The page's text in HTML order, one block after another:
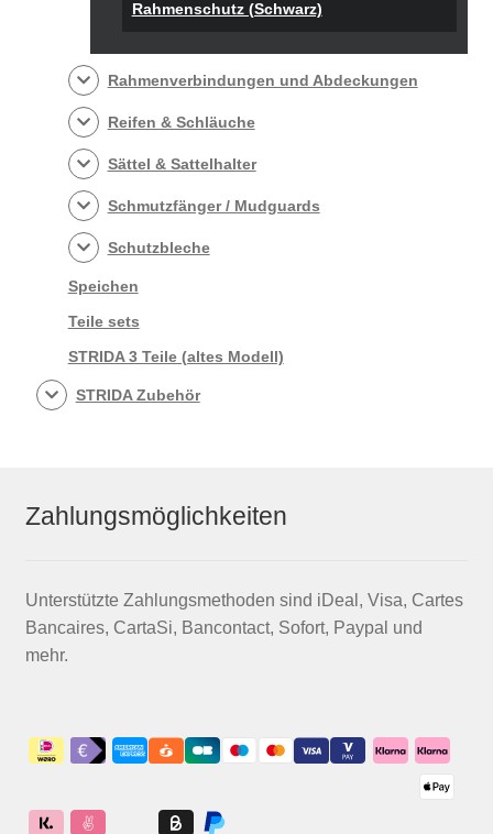
Rahmenschutz (Schwarz)
Rahmenverbindungen und Abdeckungen
Reifen & Schläuche
Sättel & Sattelhalter
Schmutzfänger / Mudguards
Schutzbleche
Speichen
Teile sets
STRIDA 3 Teile (altes Modell)
STRIDA Zubehör
Zahlungsmöglichkeiten
Unterstützte Zahlungsmethoden sind iDeal, Visa, Cartes
Bancaires, CartaSi, Bancontact, Sofort, Paypal und
mehr.